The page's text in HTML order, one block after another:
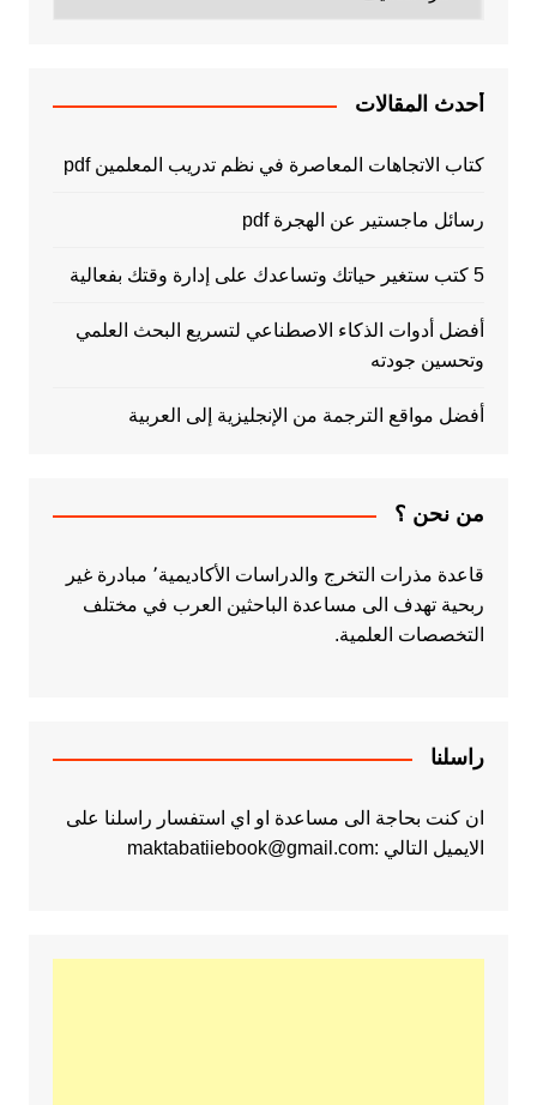
أحدث المقالات
كتاب الاتجاهات المعاصرة في نظم تدريب المعلمين pdf
رسائل ماجستير عن الهجرة pdf
5 كتب ستغير حياتك وتساعدك على إدارة وقتك بفعالية
أفضل أدوات الذكاء الاصطناعي لتسريع البحث العلمي
وتحسين جودته
أفضل مواقع الترجمة من الإنجليزية إلى العربية
من نحن ؟
قاعدة مذرات التخرج والدراسات الأكاديمية٬ مبادرة غير
ربحية تهدف الى مساعدة الباحثين العرب في مختلف
التخصصات العلمية.
راسلنا
ان كنت بحاجة الى مساعدة او اي استفسار راسلنا على
الايميل التالي :maktabatiiebook@gmail.com